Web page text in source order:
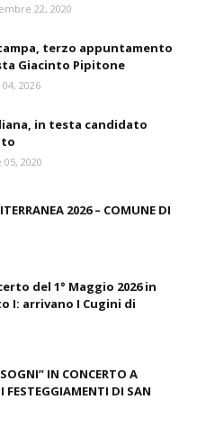
22, 2020
terzo appuntamento
Giacinto Pipitone
2026
in testa candidato
2020
2026 – COMUNE DI
del 1° Maggio 2026 in
I: arrivano I Cugini di
IN CONCERTO A
FESTEGGIAMENTI DI SAN